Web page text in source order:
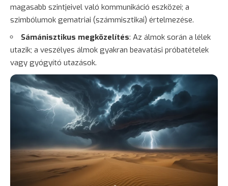
magasabb szintjeivel való kommunikáció eszközei; a
szimbólumok gematriai (számmisztikai) értelmezése.
Sámánisztikus megközelítés: Az álmok során a lélek
utazik; a veszélyes álmok gyakran beavatási próbatételek
vagy gyógyító utazások.